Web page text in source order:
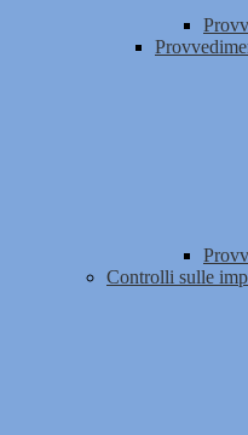
Controlli sulle